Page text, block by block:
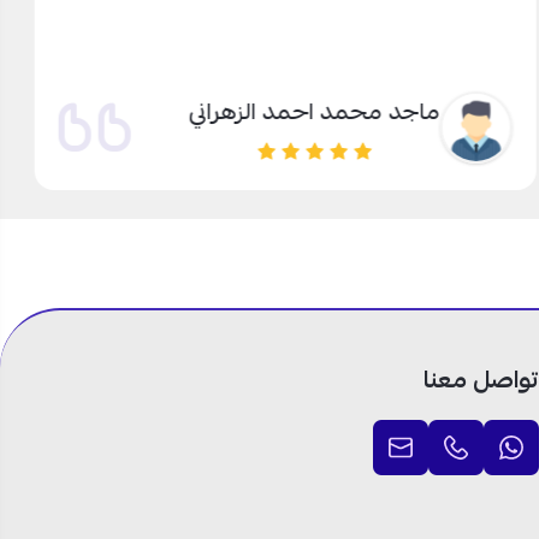
ماجد محمد احمد الزهراني
تواصل معنا